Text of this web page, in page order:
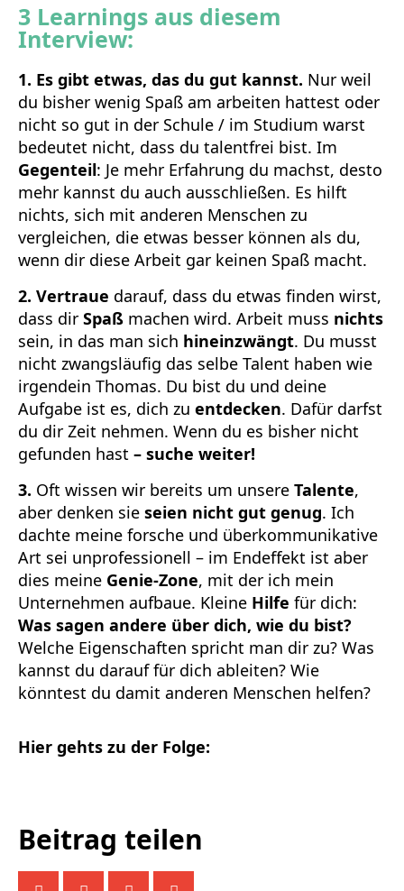
3 Learnings aus diesem
Interview:
1. Es gibt etwas, das du gut kannst. Nur weil
du bisher wenig Spaß am arbeiten hattest oder
nicht so gut in der Schule / im Studium warst
bedeutet nicht, dass du talentfrei bist. Im
Gegenteil: Je mehr Erfahrung du machst, desto
mehr kannst du auch ausschließen. Es hilft
nichts, sich mit anderen Menschen zu
vergleichen, die etwas besser können als du,
wenn dir diese Arbeit gar keinen Spaß macht.
2. Vertraue darauf, dass du etwas finden wirst,
dass dir Spaß machen wird. Arbeit muss nichts
sein, in das man sich hineinzwängt. Du musst
nicht zwangsläufig das selbe Talent haben wie
irgendein Thomas. Du bist du und deine
Aufgabe ist es, dich zu entdecken. Dafür darfst
du dir Zeit nehmen. Wenn du es bisher nicht
gefunden hast – suche weiter!
3. Oft wissen wir bereits um unsere Talente,
aber denken sie seien nicht gut genug. Ich
dachte meine forsche und überkommunikative
Art sei unprofessionell – im Endeffekt ist aber
dies meine Genie-Zone, mit der ich mein
Unternehmen aufbaue. Kleine Hilfe für dich:
Was sagen andere über dich, wie du bist?
Welche Eigenschaften spricht man dir zu? Was
kannst du darauf für dich ableiten? Wie
könntest du damit anderen Menschen helfen?
Hier gehts zu der Folge:
Beitrag teilen